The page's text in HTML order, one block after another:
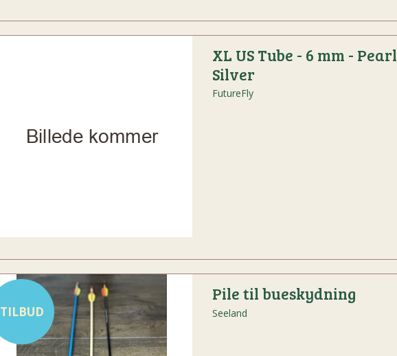
XL US Tube - 6 mm - Pearl
Silver
FutureFly
TILBUD
Pile til bueskydning
Seeland